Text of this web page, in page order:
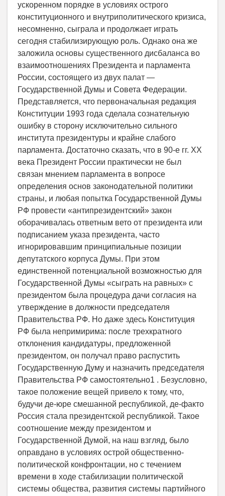
ускоренном порядке в условиях острого
конституционного и внутриполитического кризиса,
несомненно, сыграла и продолжает играть
сегодня стабилизирующую роль. Однако она же
заложила основы существенного дисбаланса во
взаимоотношениях Президента и парламента
России, состоящего из двух палат —
Государственной Думы и Совета Федерации.
Представляется, что первоначальная редакция
Конституции 1993 года сделала сознательную
ошибку в сторону исключительно сильного
института президентуры и крайне слабого
парламента. Достаточно сказать, что в 90-е гг. XX
века Президент России практически не был
связан мнением парламента в вопросе
определения основ законодательной политики
страны, и любая попытка Государственной Думы
РФ провести «антипрезидентский» закон
оборачивалась ответным вето от президента или
подписанием указа президента, часто
игнорировавшим принципиальные позиции
депутатского корпуса Думы. При этом
единственной потенциальной возможностью для
Государственной Думы «сыграть на равных» с
президентом была процедура дачи согласия на
утверждение в должности председателя
Правительства РФ. Но даже здесь Конституция
РФ была непримирима: после трехкратного
отклонения кандидатуры, предложенной
президентом, он получал право распустить
Государственную Думу и назначить председателя
Правительства РФ самостоятельно1 . Безусловно,
такое положение вещей привело к тому, что,
будучи де-юре смешанной республикой, де-факто
Россия стала президентской республикой. Такое
соотношение между президентом и
Государственной Думой, на наш взгляд, было
оправдано в условиях острой общественно-
политической конфронтации, но с течением
времени в ходе стабилизации политической
системы общества, развития системы партийного